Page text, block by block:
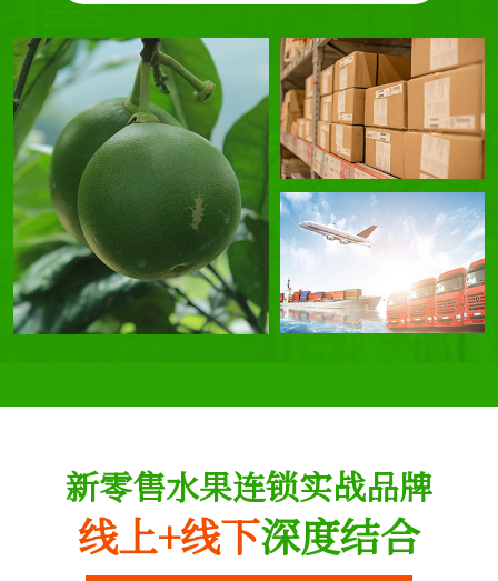
新零售水果连锁实战品牌
线上+线下深度结合